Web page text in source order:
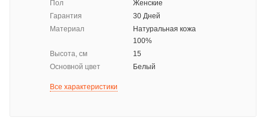
Пол
Женские
Гарантия
30 Дней
Материал
Натуральная кожа
100%
Высота, см
15
Основной цвет
Белый
Все характеристики